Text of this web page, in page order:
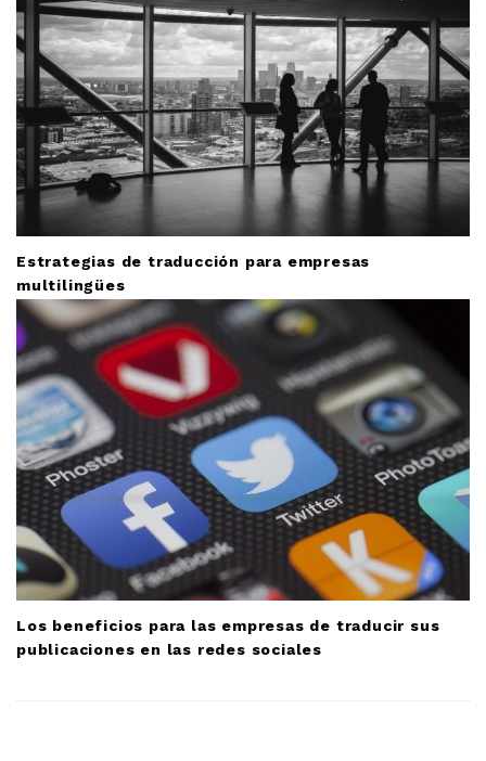
Estrategias de traducción para empresas
multilingües
Los beneficios para las empresas de traducir sus
publicaciones en las redes sociales